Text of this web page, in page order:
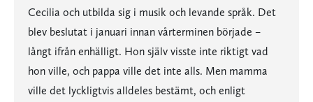
Cecilia och utbilda sig i musik och levande språk. Det
blev beslutat i januari innan vårterminen började –
långt ifrån enhälligt. Hon själv visste inte riktigt vad
hon ville, och pappa ville det inte alls. Men mamma
ville det lyckligtvis alldeles bestämt, och enligt